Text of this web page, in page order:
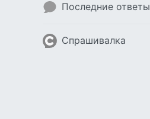
Последние ответы
Спрашивалка